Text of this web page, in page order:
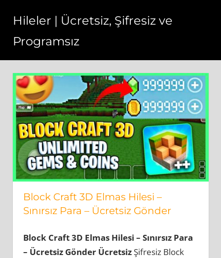
content
Hileler | Ücretsiz, Şifresiz ve
Programsız
sınırsız
ve
hızlı
bir
şekilde
çalışmaktadır.
Block Craft 3D Elmas Hilesi –
Sınırsız Para – Ücretsiz Gönder
Block Craft 3D Elmas Hilesi – Sınırsız Para
– Ücretsiz Gönder ÜcretsizŞifresiz Block